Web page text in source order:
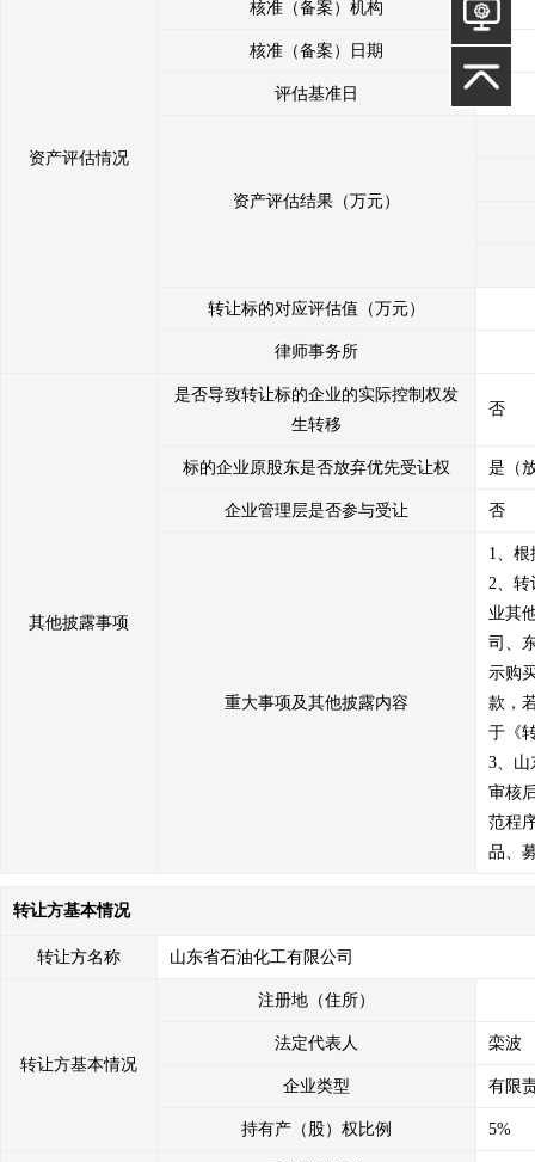
资产评估情况
核准（备案）机构
核准（备案）日期 --
评估基准日 --
资产评估结果（万元）
转让标的对应评估值（万元）
律师事务所
其他披露事项
是否导致转让标的企业的实际控制权发
生转移
否
标的企业原股东是否放弃优先受让权 是（
企业管理层是否参与受让 否
重大事项及其他披露内容
1、
2、转
业其
司、
示购
款，
于《
3、山
审核
范程
品、
转让方基本情况
转让方名称 山东省石油化工有限公司
转让方基本情况
注册地（住所）
法定代表人 栾波
企业类型 有限
持有产（股）权比例 5%